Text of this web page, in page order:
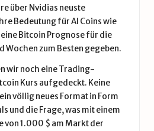
über Nvidias neuste
Bedeutung für AI Coins wie
eine Bitcoin Prognose für die
Wochen zum Besten gegeben.
wir noch eine Trading-
Kurs aufgedeckt. Keine
völlig neues Format in Form
und die Frage, was mit einem
von 1.000 $ am Markt der